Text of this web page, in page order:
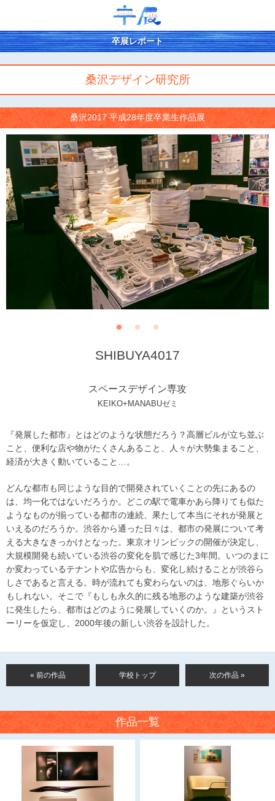
卒展レポート
桑沢デザイン研究所
桑沢2017 平成28年度卒業生作品展
SHIBUYA4017
スペースデザイン専攻
KEIKO+MANABUゼミ
『発展した都市』とはどのような状態だろう？高層ビルが立ち並ぶ
こと、便利な店や物がたくさんあること、人々が大勢集まること、
経済が大きく動いていること…。
どんな都市も同じような目的で開発されていくことの先にあるの
は、均一化ではないだろうか。どこの駅で電車かあら降りても似た
ようなものが揃っている都市の連続、果たして本当にそれが発展と
いえるのだろうか。渋谷から通った日々は、都市の発展について考
える大きなきっかけとなった。東京オリンピックの開催が決定し、
大規模開発も続いている渋谷の変化を肌で感じた3年間。いつのまに
か変わっているテナントや広告からも、変化し続けることが渋谷ら
しさであると言える。時が流れても変わらないのは、地形ぐらいか
もしれない。そこで『もしも永久的に残る地形のような建築が渋谷
に発生したら、都市はどのように発展していくのか。』というスト
ーリーを仮定し、2000年後の新しい渋谷を設計した。
« 前の作品 学校トップ 次の作品 »
作品一覧